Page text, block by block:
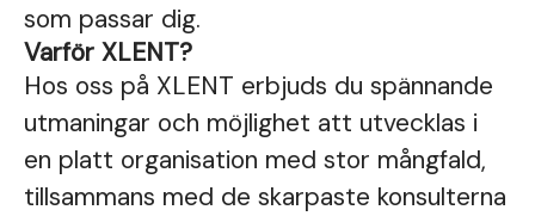
som passar dig.
Varför XLENT?
Hos oss på XLENT erbjuds du spännande
utmaningar och möjlighet att utvecklas i
en platt organisation med stor mångfald,
tillsammans med de skarpaste konsulterna